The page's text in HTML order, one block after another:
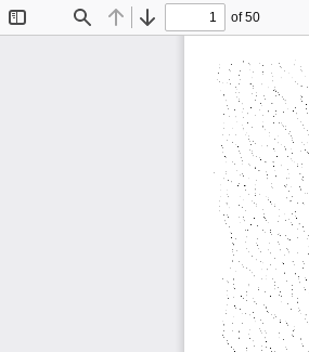
Find Previous
Next
of 50